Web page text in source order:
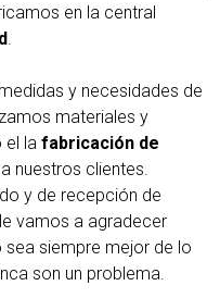
en la central
.
y necesidades de
materiales y
el la fabricación de
a nuestros clientes.
y de recepción de
vamos a agradecer
siempre mejor de lo
son un problema.